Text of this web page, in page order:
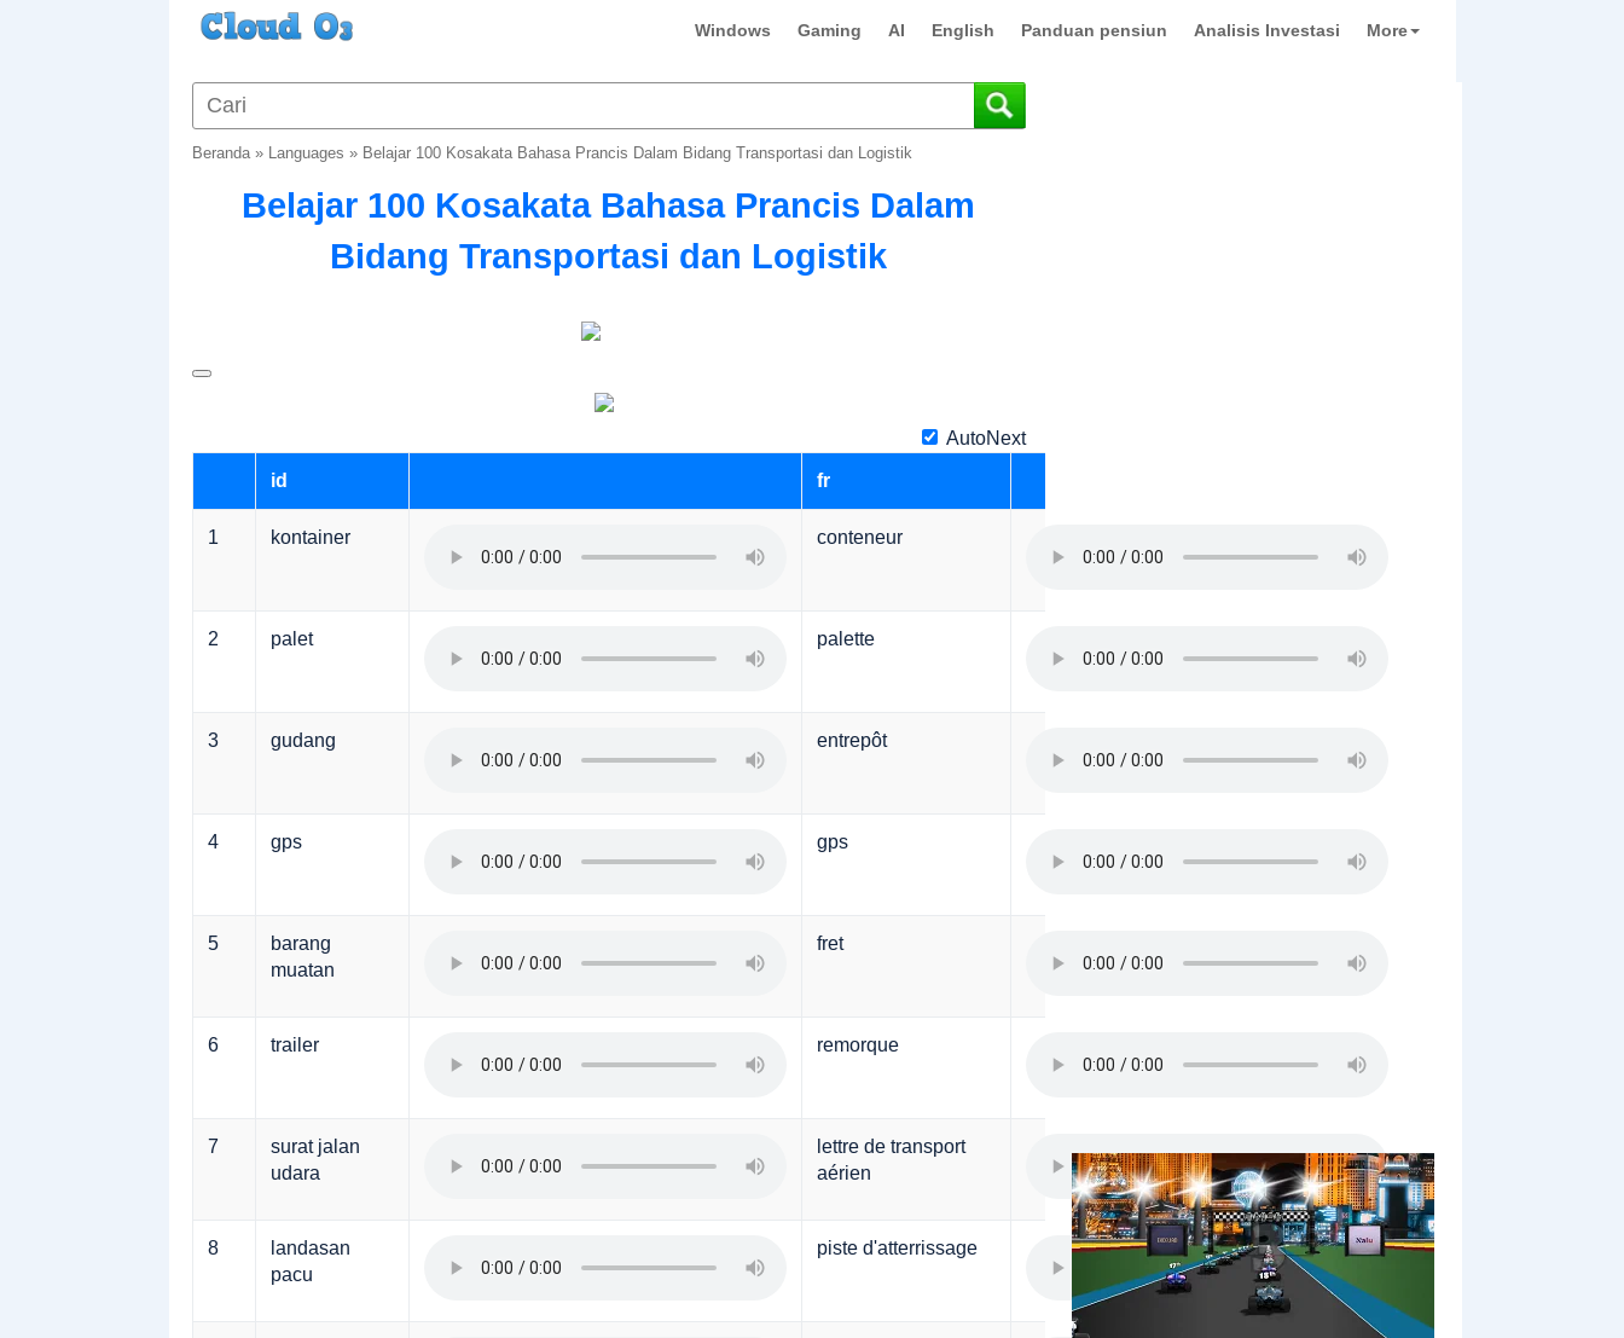
Windows Gaming AI English Panduan pensiun Analisis Investasi More
Beranda» Languages » Belajar 100 Kosakata Bahasa Prancis Dalam Bidang Transportasi dan Logistik
Belajar 100 Kosakata Bahasa Prancis Dalam
Bidang Transportasi dan Logistik
AutoNext
id fr
1 kontainer conteneur
2 palet palette
3 gudang entrepôt
4 gps gps
5
barang
muatan
fret
6 trailer remorque
7
surat jalan
udara
lettre de transport
aérien
8
landasan
pacu
piste d'atterrissage